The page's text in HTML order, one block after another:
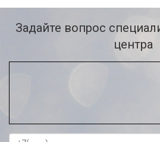
Задайте вопрос
центра